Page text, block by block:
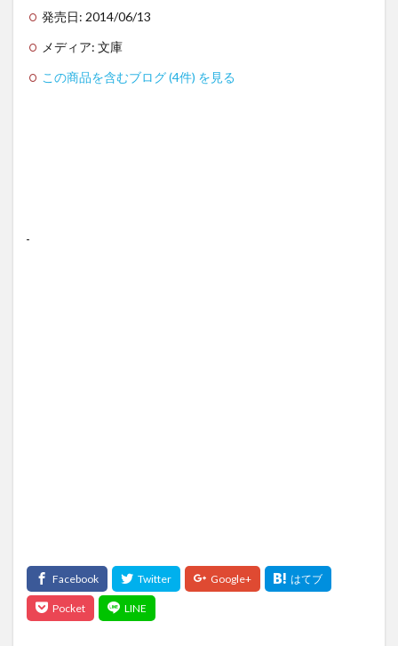
発売日: 2014/06/13
メディア: 文庫
この商品を含むブログ (4件) を見る